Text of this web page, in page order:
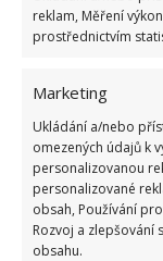
reklam, Měření
prostřednictvím
Marketing
Ukládání a/nebo
omezených údajů k
personalizovanou
personalizované
obsah, Používání
Rozvoj a zlepšování
obsahu.
být i kombinace
levandule.
Další tipy:
závěsné
namočený
nastrouhaný
nejlepší je
odpadků.